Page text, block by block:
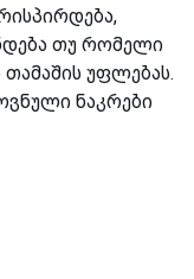
თუ რომელი
უფლებას.
ნაკრები